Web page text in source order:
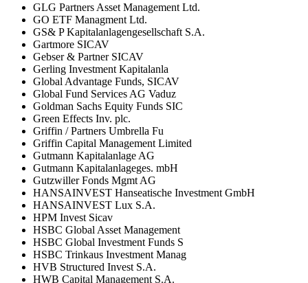
GLG Partners Asset Management Ltd.
GO ETF Managment Ltd.
GS& P Kapitalanlagengesellschaft S.A.
Gartmore SICAV
Gebser & Partner SICAV
Gerling Investment Kapitalanla
Global Advantage Funds, SICAV
Global Fund Services AG Vaduz
Goldman Sachs Equity Funds SIC
Green Effects Inv. plc.
Griffin / Partners Umbrella Fu
Griffin Capital Management Limited
Gutmann Kapitalanlage AG
Gutmann Kapitalanlageges. mbH
Gutzwiller Fonds Mgmt AG
HANSAINVEST Hanseatische Investment GmbH
HANSAINVEST Lux S.A.
HPM Invest Sicav
HSBC Global Asset Management
HSBC Global Investment Funds S
HSBC Trinkaus Investment Manag
HVB Structured Invest S.A.
HWB Capital Management S.A.